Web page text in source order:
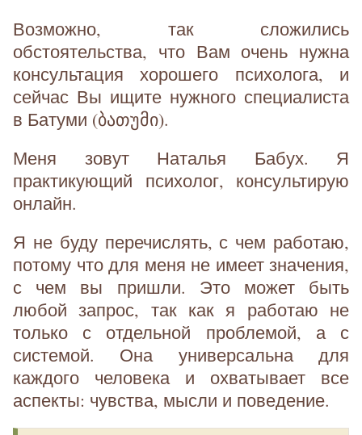
Возможно, так сложились
обстоятельства, что Вам очень нужна
консультация хорошего психолога, и
сейчас Вы ищите нужного специалиста
в Батуми (ბათუმი).
Меня зовут Наталья Бабух. Я
практикующий психолог, консультирую
онлайн.
Я не буду перечислять, с чем работаю,
потому что для меня не имеет значения,
с чем вы пришли. Это может быть
любой запрос, так как я работаю не
только с отдельной проблемой, а с
системой. Она универсальна для
каждого человека и охватывает все
аспекты: чувства, мысли и поведение.